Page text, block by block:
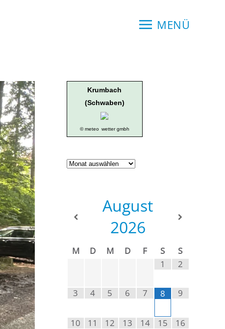
MENÜ
Krumbach
(Schwaben)
© meteo wetter gmbh
Geschichte
August
2026
M D M D F S
S
1
2
3 4 5 6 7 8 9
10 11 12 13 14 15 16